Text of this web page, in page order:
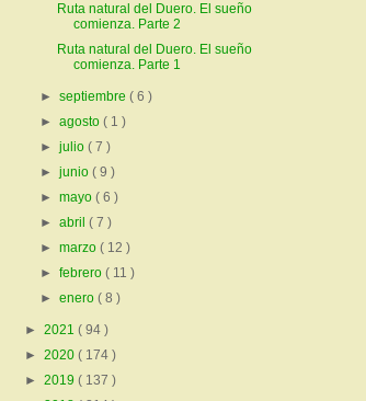
Ruta natural del Duero. El sueño
comienza. Parte 2
Ruta natural del Duero. El sueño
comienza. Parte 1
►septiembre( 6 )
►agosto( 1 )
►julio( 7 )
►junio( 9 )
►mayo( 6 )
►abril( 7 )
►marzo( 12 )
►febrero( 11 )
►enero( 8 )
► 2021 ( 94 )
► 2020 ( 174 )
► 2019 ( 137 )